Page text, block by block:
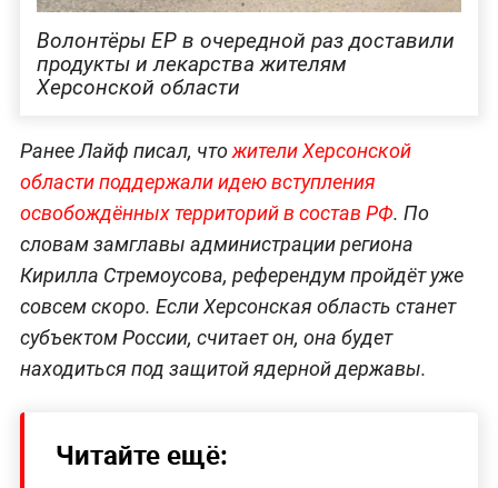
Волонтёры ЕР в очередной раз доставили
продукты и лекарства жителям
Херсонской области
Ранее Лайф писал, чтожители Херсонской
области поддержали идею вступления
освобождённых территорий в состав РФ. По
словам замглавы администрации региона
Кирилла Стремоусова, референдум пройдёт уже
совсем скоро. Если Херсонская область станет
субъектом России, считает он, она будет
находиться под защитой ядерной державы.
Читайте ещё: